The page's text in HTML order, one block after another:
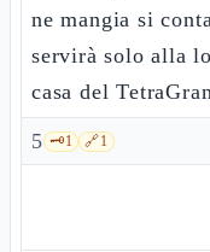
ne mangia si
servirà solo alla
casa del
5 🗝️1 🔗1